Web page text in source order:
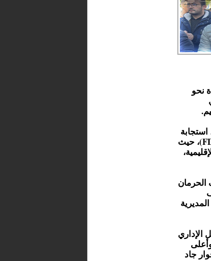
نحو
لنداء الإضراب الذي دعت إليه النقابات التعليمية (FDT – CDT – FNE)، حيث
الحرمان
الإداري
جاد